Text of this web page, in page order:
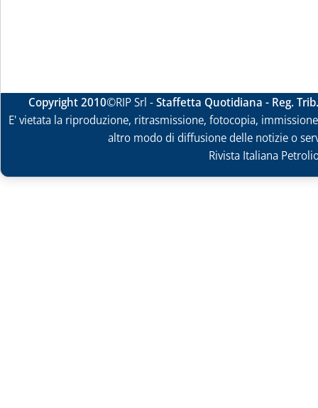
Copyright 2010©RIP Srl -Staffetta Quotidiana - Reg.
E' vietata la riproduzione, ritrasmissione, fotocopia,
altro modo di diffusione delle notizie o
Rivista Italiana